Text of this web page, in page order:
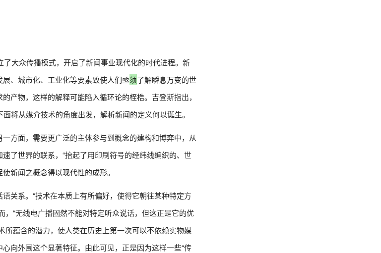
大众传播模式，开启了新闻事业现代化的时代进程。新
、城市化、工业化等要素致使人们亟须了解瞬息万变的世
产物，这样的解释可能陷入循环论的桎梏。吉登斯指出，
将从媒介技术的角度出发，解析新闻的定义何以诞生。
方面，需要更广泛的主体参与到概念的建构和博弈中，从
了世界的联系，“抬起了用印刷符号的经纬线编织的、世
新闻之概念得以现代性的成形。
关系。“技术在本质上有所偏好，使得它朝往某种特定方
“无线电广播固然不能对特定听众说话，但这正是它的优
蕴含的潜力，使人类在历史上第一次可以不依赖实物媒
向外围这个显著特征。由此可见，正是因为这样一些“传